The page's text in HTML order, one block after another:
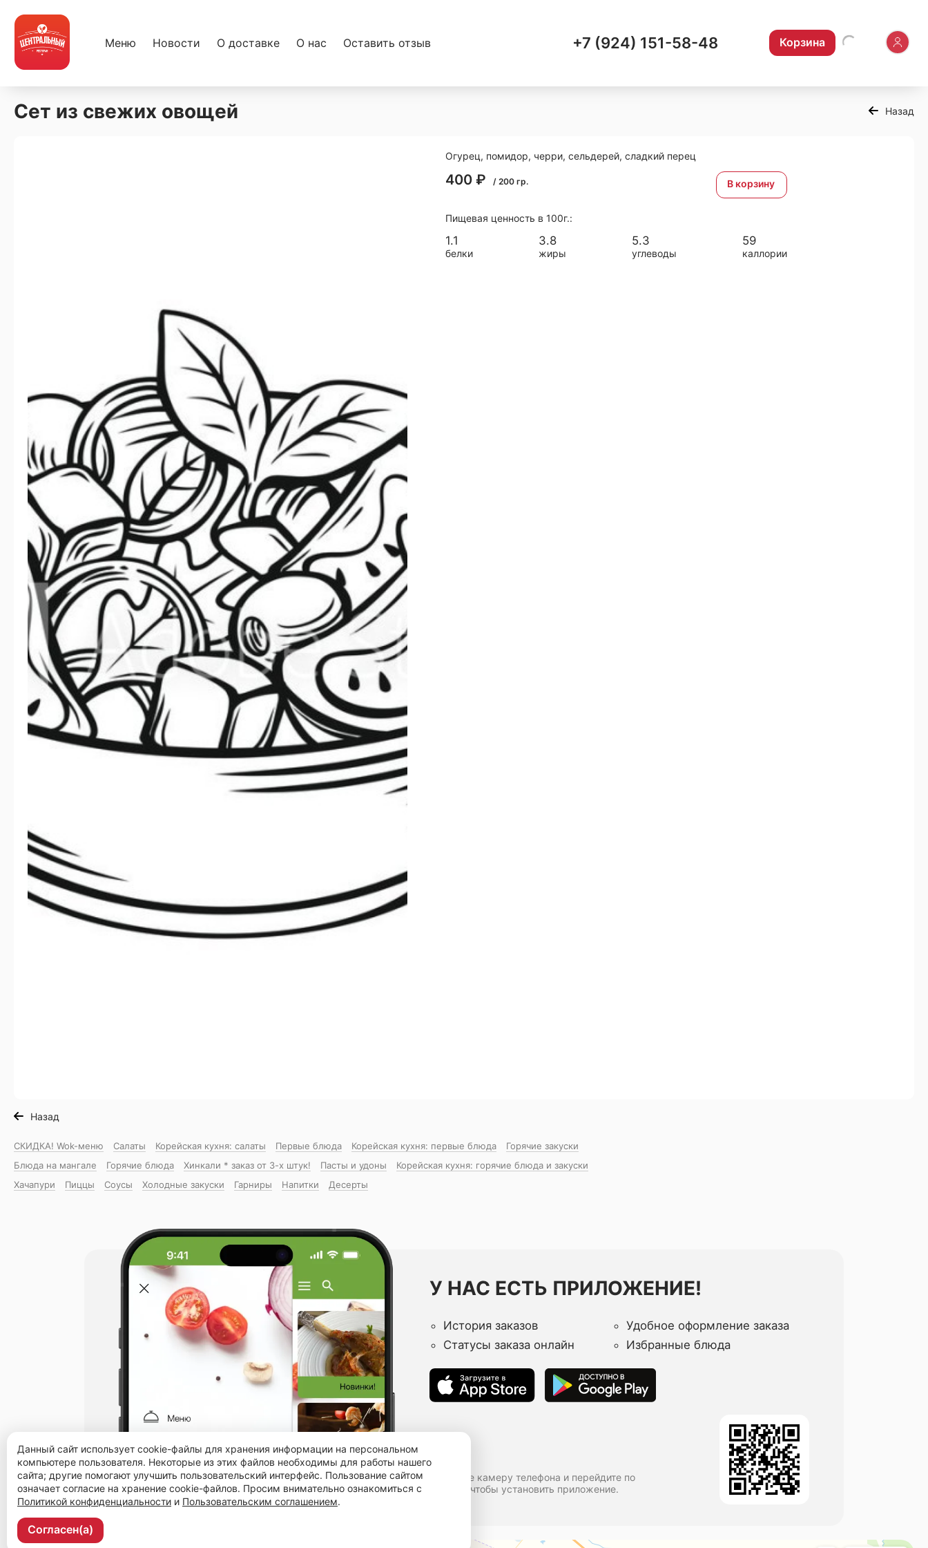
Меню Новости О доставке О нас Оставить отзыв +7 (924) 151-58-48 Корзина
Сет из свежих овощей Назад
Огурец, помидор, черри, сельдерей, сладкий перец
400 ₽ / 200 гр. В корзину
Пищевая ценность в 100г.:
1.1
белки
3.8
жиры
5.3
углеводы
59
каллории
Назад
СКИДКА! Wok-меню Салаты Корейская кухня: салаты Первые блюда Корейская кухня: первые блюда
Горячие закуски
Блюда на мангале
Горячие блюда Хинкали * заказ от 3-х штук! Пасты и удоны
Корейская кухня: горячие блюда и закуски
Хачапури
Пиццы Соусы Холодные закуски Гарниры Напитки Десерты
У НАС ЕСТЬ ПРИЛОЖЕНИЕ!
История заказов
Удобное оформление заказа
Статусы заказа онлайн
Избранные блюда
Наведите камеру телефона и перейдите по
ссылке, чтобы установить приложение.
Данный сайт использует cookie-файлы для хранения информации на персональном
компьютере пользователя. Некоторые из этих файлов необходимы для работы нашего
сайта; другие помогают улучшить пользовательский интерфейс. Пользование сайтом
означает согласие на хранение cookie-файлов. Просим внимательно ознакомиться с
Политикой конфиденциальности и Пользовательским соглашением.
Согласен(а)